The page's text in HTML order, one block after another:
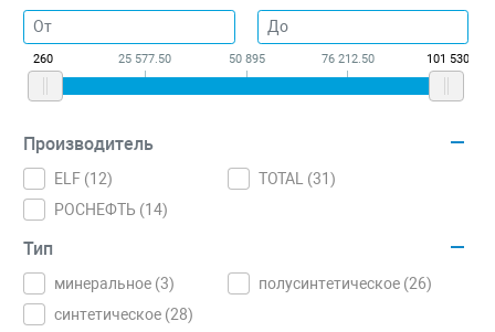
260 25 577.50 50 895 76 212.50 101 530
Производитель
ELF (12) TOTAL (31)
РОСНЕФТЬ (14)
Тип
минеральное (3) полусинтетическое (26)
синтетическое (28)